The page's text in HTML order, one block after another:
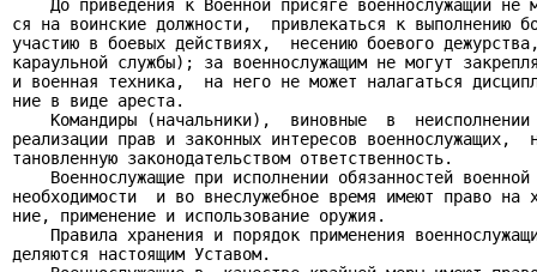
До приведения к Военной присяге военнослужащий не
ся на воинские должности,  привлекаться к выполнению
участию в боевых действиях,  несению боевого
караульной службы); за военнослужащим не могут
и военная техника,  на него не может налагаться
ние в виде ареста.
Командиры (начальники),  виновные  в  неисполнении
реализации прав и законных интересов военнослужащих,
тановленную законодательством ответственность.
Военнослужащие при исполнении обязанностей военной
необходимости  и во внеслужебное время имеют право на
ние, применение и использование оружия.
Правила хранения и порядок применения
деляются настоящим Уставом.